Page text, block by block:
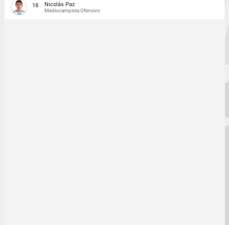
18 Nicolás Paz
Mediocampista Ofensivo